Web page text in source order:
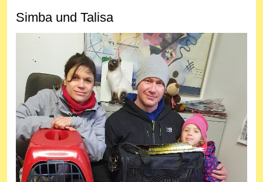
Simba und Talisa